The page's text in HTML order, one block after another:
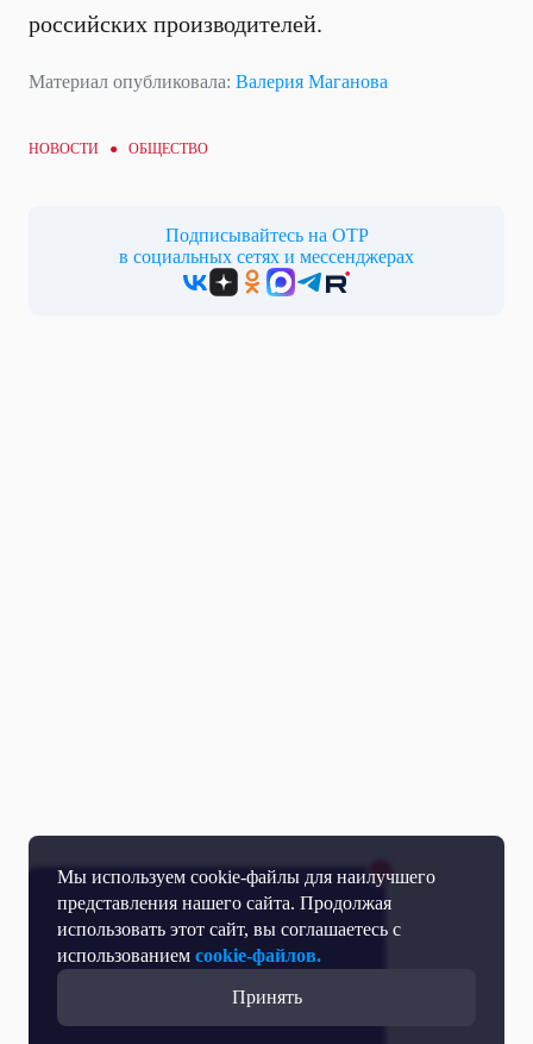
Мы используем cookie-файлы для наилучшего
представления нашего сайта. Продолжая
использовать этот сайт, вы соглашаетесь с
использованием cookie-файлов.
Принять
российских производителей.
Материал опубликовала: Валерия Маганова
НОВОСТИ ● ОБЩЕСТВО
Подписывайтесь на ОТР
в социальных сетях и мессенджерах